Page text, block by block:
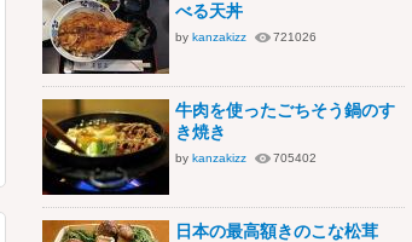
べる天丼
by kanzakizz 721026
牛肉を使ったごちそう鍋のす
き焼き
by kanzakizz 705402
日本の最高額きのこな松茸